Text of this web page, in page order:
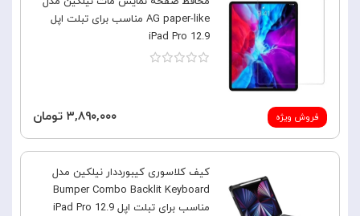
فروش ویژه
AG paper-like مناسب برای تبلت اپل
iPad Pro 12.9
۳,۸۹۰,۰۰۰ تومان
کیف کلاسوری کیبورددار نیلکین مدل
Bumper Combo Backlit Keyboard
مناسب برای تبلت اپل iPad Pro 12.9